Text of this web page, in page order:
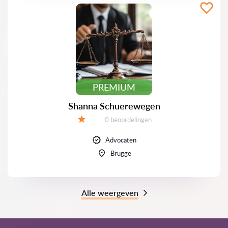
PREMIUM
Shanna Schuerewegen
Beoordelingen:
0 beoordelingen
Advocaten
Brugge
Alle weergeven